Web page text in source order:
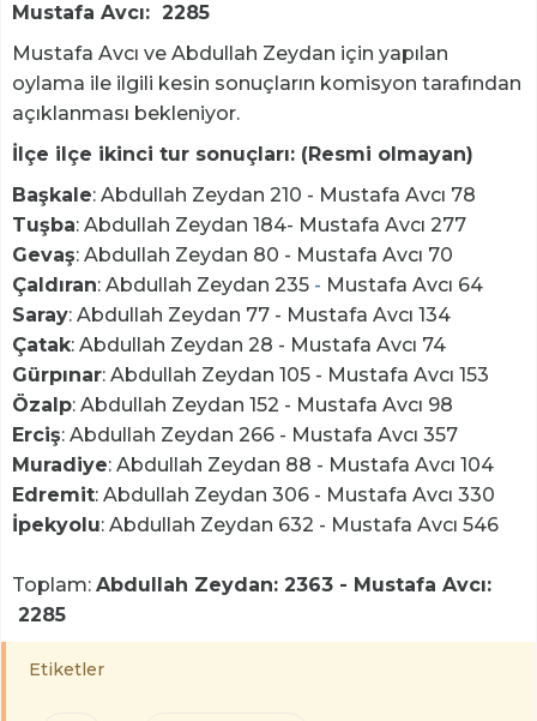
Mustafa Avcı: 2285
Mustafa Avcı ve Abdullah Zeydan için yapılan
oylama ile ilgili kesin sonuçların komisyon tarafından
açıklanması bekleniyor.
İlçe ilçe ikinci tur sonuçları: (Resmi olmayan)
Başkale: Abdullah Zeydan 210 - Mustafa Avcı 78
Tuşba: Abdullah Zeydan 184- Mustafa Avcı 277
Gevaş: Abdullah Zeydan 80 - Mustafa Avcı 70
Çaldıran: Abdullah Zeydan 235 - Mustafa Avcı 64
Saray: Abdullah Zeydan 77 - Mustafa Avcı 134
Çatak: Abdullah Zeydan 28 - Mustafa Avcı 74
Gürpınar: Abdullah Zeydan 105 - Mustafa Avcı 153
Özalp: Abdullah Zeydan 152 - Mustafa Avcı 98
Erciş: Abdullah Zeydan 266 - Mustafa Avcı 357
Muradiye: Abdullah Zeydan 88 - Mustafa Avcı 104
Edremit: Abdullah Zeydan 306 - Mustafa Avcı 330
İpekyolu: Abdullah Zeydan 632 - Mustafa Avcı 546
Toplam: Abdullah Zeydan: 2363 - Mustafa Avcı:
2285
Etiketler